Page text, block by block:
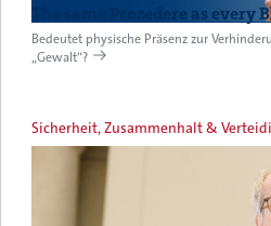
The same Prozedere as every
Bedeutet physische Präsenz zur
„Gewalt“?
Sicherheit, Zusammenhalt &